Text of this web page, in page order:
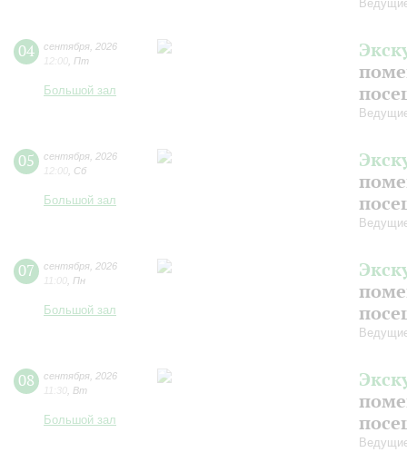
04 сентября 2026
12:00 Пт
Большой зал
05 сентября 2026
12:00 Сб
Большой зал
07 сентября 2026
11:00 Пн
Большой зал
08 сентября 2026
11:30 Вт
Большой зал